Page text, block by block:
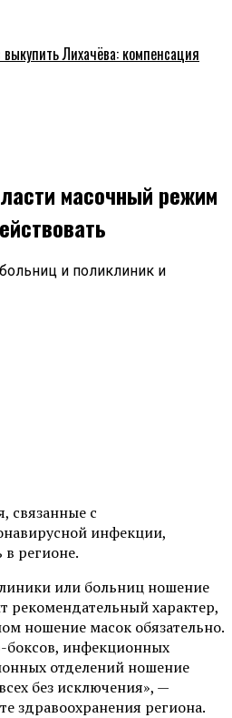
выкупить Лихачёва: компенсация
масочный режим
и поликлиник и
связанные с
инфекции,
регионе.
или больниц ношение
рекомендательный характер,
ношение масок обязательно.
инфекционных
отделений ношение
без исключения», —
здравоохранения региона.